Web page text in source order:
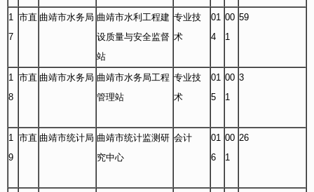
1
7
市直 曲靖市水务局 曲靖市水利工程建
设质量与安全监督
站
专业技
术
01
4
00
1
59
1
8
市直 曲靖市水务局 曲靖市水务局工程
管理站
专业技
术
01
5
00
1
3
1
9
市直 曲靖市统计局 曲靖市统计监测研
究中心
会计
01
6
00
1
26